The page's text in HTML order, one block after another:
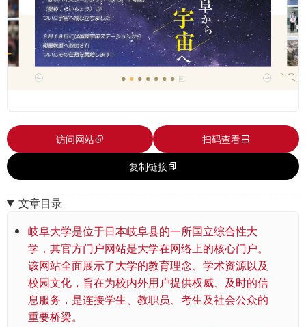
访问网站
扫码查看
复制链接
文章目录
岐阜大学是位于日本岐阜县的一所国立综合性大
学，其官方门户网站是大学在网络上的核心门户。
该网站全面展示了大学的教育理念、学术资源以及
校园文化，旨在为校内外用户提供权威、及时的信
息服务，是连接学生、教职员、考生及社会公众的
重要桥梁。